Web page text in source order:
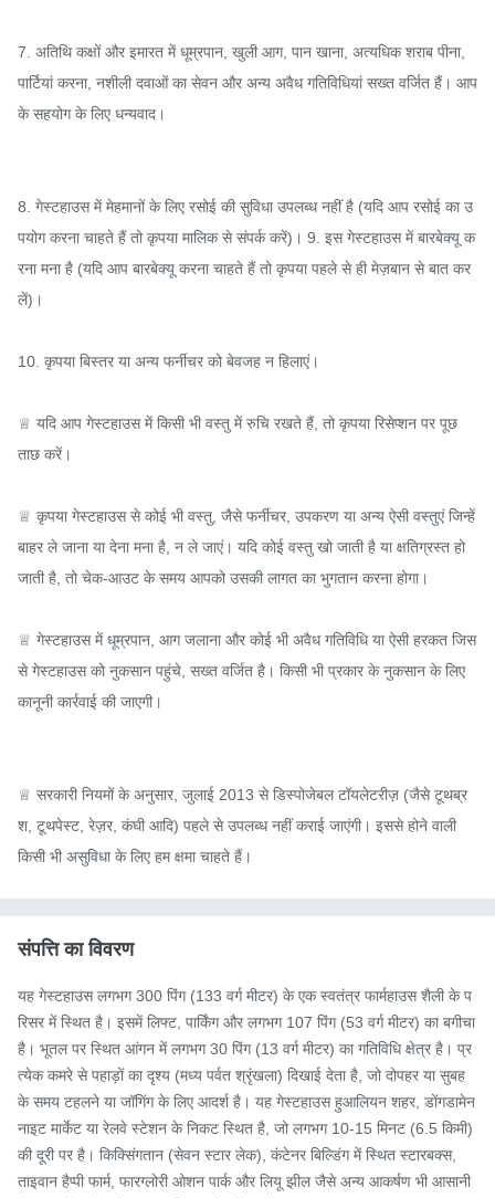
7. अतिथि कक्षों और इमारत में धूम्रपान, खुली आग, पान खाना, अत्यधिक शराब पीना,
पार्टियां करना, नशीली दवाओं का सेवन और अन्य अवैध गतिविधियां सख्त वर्जित हैं। आप
के सहयोग के लिए धन्यवाद।
8. गेस्टहाउस में मेहमानों के लिए रसोई की सुविधा उपलब्ध नहीं है (यदि आप रसोई का उ
पयोग करना चाहते हैं तो कृपया मालिक से संपर्क करें)। 9. इस गेस्टहाउस में बारबेक्यू क
रना मना है (यदि आप बारबेक्यू करना चाहते हैं तो कृपया पहले से ही मेज़बान से बात कर
लें)।
10. कृपया बिस्तर या अन्य फर्नीचर को बेवजह न हिलाएं।
♕ यदि आप गेस्टहाउस में किसी भी वस्तु में रुचि रखते हैं, तो कृपया रिसेप्शन पर पूछ
ताछ करें।
♕ कृपया गेस्टहाउस से कोई भी वस्तु, जैसे फर्नीचर, उपकरण या अन्य ऐसी वस्तुएं जिन्हें
बाहर ले जाना या देना मना है, न ले जाएं। यदि कोई वस्तु खो जाती है या क्षतिग्रस्त हो
जाती है, तो चेक-आउट के समय आपको उसकी लागत का भुगतान करना होगा।
♕ गेस्टहाउस में धूम्रपान, आग जलाना और कोई भी अवैध गतिविधि या ऐसी हरकत जिस
से गेस्टहाउस को नुकसान पहुंचे, सख्त वर्जित है। किसी भी प्रकार के नुकसान के लिए
कानूनी कार्रवाई की जाएगी।
♕ सरकारी नियमों के अनुसार, जुलाई 2013 से डिस्पोजेबल टॉयलेटरीज़ (जैसे टूथब्र
श, टूथपेस्ट, रेज़र, कंघी आदि) पहले से उपलब्ध नहीं कराई जाएंगी। इससे होने वाली
किसी भी असुविधा के लिए हम क्षमा चाहते हैं।
संपत्ति का विवरण
यह गेस्टहाउस लगभग 300 पिंग (133 वर्ग मीटर) के एक स्वतंत्र फार्महाउस शैली के प
रिसर में स्थित है। इसमें लिफ्ट, पार्किंग और लगभग 107 पिंग (53 वर्ग मीटर) का बगीचा
है। भूतल पर स्थित आंगन में लगभग 30 पिंग (13 वर्ग मीटर) का गतिविधि क्षेत्र है। प्र
त्येक कमरे से पहाड़ों का दृश्य (मध्य पर्वत श्रृंखला) दिखाई देता है, जो दोपहर या सुबह
के समय टहलने या जॉगिंग के लिए आदर्श है। यह गेस्टहाउस हुआलियन शहर, डोंगडामेन
नाइट मार्केट या रेलवे स्टेशन के निकट स्थित है, जो लगभग 10-15 मिनट (6.5 किमी)
की दूरी पर है। किक्सिंगतान (सेवन स्टार लेक), कंटेनर बिल्डिंग में स्थित स्टारबक्स,
ताइवान हैप्पी फार्म, फारग्लोरी ओशन पार्क और लियू झील जैसे अन्य आकर्षण भी आसानी